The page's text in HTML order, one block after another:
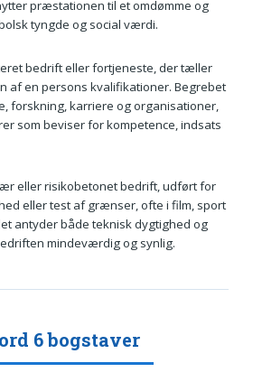
præstationen til et omdømme og
tyngde og social værdi.
bedrift eller fortjeneste, der tæller
af en persons kvalifikationer. Begrebet
forskning, karriere og organisationer,
som beviser for kompetence, indsats
eller risikobetonet bedrift, udført for
eller test af grænser, ofte i film, sport
antyder både teknisk dygtighed og
mindeværdig og synlig.
6 bogstaver